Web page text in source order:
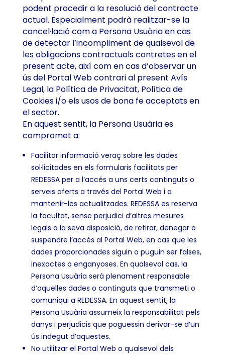
podent procedir a la resolució del contracte
actual. Especialment podrà realitzar-se la
cancel·lació com a Persona Usuària en cas
de detectar l’incompliment de qualsevol de
les obligacions contractuals contretes en el
present acte, així com en cas d’observar un
ús del Portal Web contrari al present Avís
Legal, la Política de Privacitat, Política de
Cookies i/o els usos de bona fe acceptats en
el sector.
En aquest sentit, la Persona Usuària es
compromet a:
Facilitar informació veraç sobre les dades
sol·licitades en els formularis facilitats per
REDESSA per a l’accés a uns certs continguts o
serveis oferts a través del Portal Web i a
mantenir-les actualitzades. REDESSA es reserva
la facultat, sense perjudici d’altres mesures
legals a la seva disposició, de retirar, denegar o
suspendre l’accés al Portal Web, en cas que les
dades proporcionades siguin o puguin ser falses,
inexactes o enganyoses. En qualsevol cas, la
Persona Usuària serà plenament responsable
d’aquelles dades o continguts que transmeti o
comuniqui a REDESSA. En aquest sentit, la
Persona Usuària assumeix la responsabilitat pels
danys i perjudicis que poguessin derivar-se d’un
ús indegut d’aquestes.
No utilitzar el Portal Web o qualsevol dels